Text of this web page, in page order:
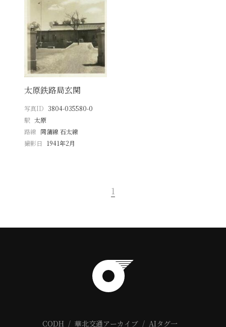
太原鉄路局玄関
写真ID 3804-035580-0
駅 太原
路線 同蒲線 石太線
撮影日
1941年2月
1
CODH 華北交通アーカイブ AIタグ一